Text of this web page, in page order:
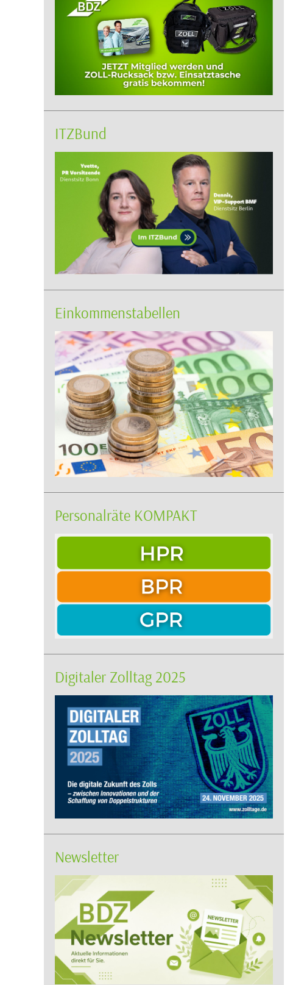
ITZBund
Einkommenstabellen
Personalräte KOMPAKT
Digitaler Zolltag 2025
Newsletter